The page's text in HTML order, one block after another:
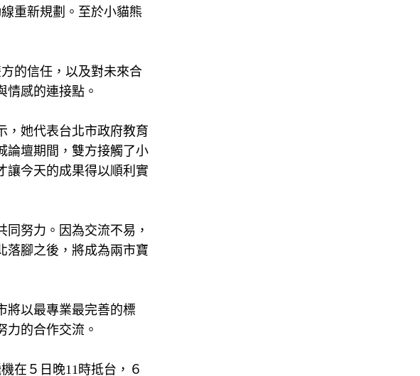
重新規劃。至於小貓熊
的信任，以及對未來合
感的連接點。
，她代表台北市政府教育
論壇期間，雙方接觸了小
讓今天的成果得以順利實
努力。因為交流不易，
落腳之後，將成為兩市寶
將以最專業最完善的標
的合作交流。
在５日晚11時抵台，６